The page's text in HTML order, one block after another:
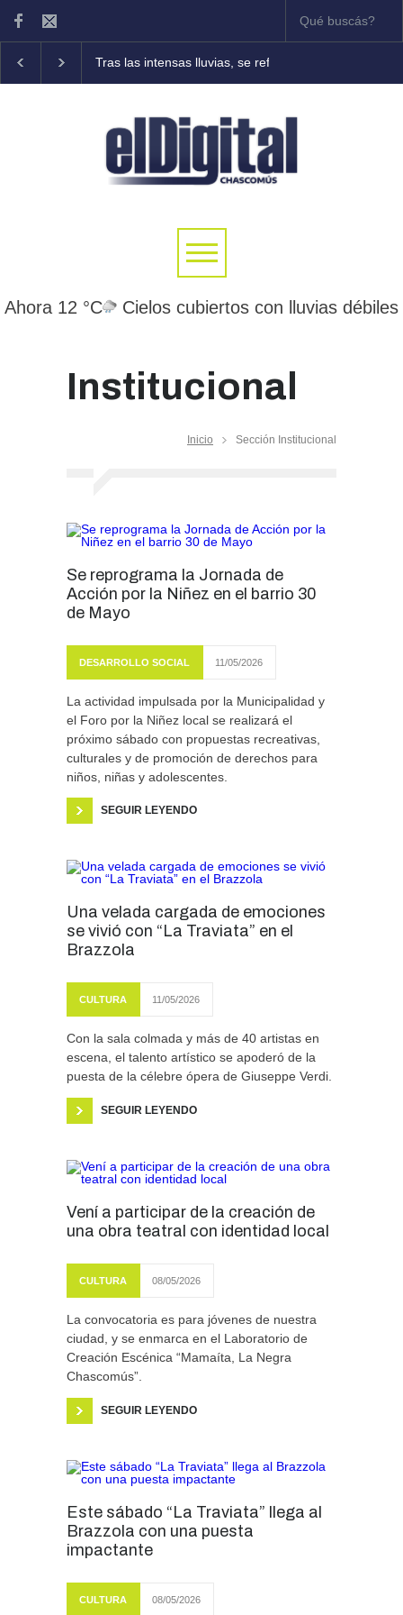
Tras las intensas lluvias, se refuerzan las tareas de
Ahora 12 °C Cielos cubiertos con lluvias débiles
Institucional
Inicio Sección Institucional
Se reprograma la Jornada de
Acción por la Niñez en el barrio 30
de Mayo
DESARROLLO SOCIAL 11/05/2026
La actividad impulsada por la Municipalidad y
el Foro por la Niñez local se realizará el
próximo sábado con propuestas recreativas,
culturales y de promoción de derechos para
niños, niñas y adolescentes.
SEGUIR LEYENDO
Una velada cargada de emociones
se vivió con “La Traviata” en el
Brazzola
CULTURA 11/05/2026
Con la sala colmada y más de 40 artistas en
escena, el talento artístico se apoderó de la
puesta de la célebre ópera de Giuseppe Verdi.
SEGUIR LEYENDO
Vení a participar de la creación de
una obra teatral con identidad local
CULTURA 08/05/2026
La convocatoria es para jóvenes de nuestra
ciudad, y se enmarca en el Laboratorio de
Creación Escénica “Mamaíta, La Negra
Chascomús”.
SEGUIR LEYENDO
Este sábado “La Traviata” llega al
Brazzola con una puesta
impactante
CULTURA 08/05/2026